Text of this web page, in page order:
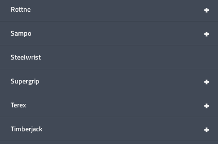
+
Rottne
+
Sampo
Steelwrist
+
Supergrip
+
Terex
+
Timberjack